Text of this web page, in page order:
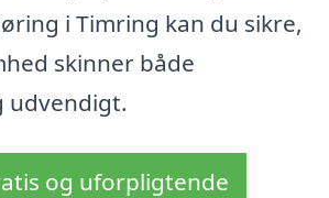
i Timring kan du sikre,
skinner både
udvendigt.
og uforpligtende